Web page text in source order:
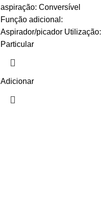
aspiração: Conversível
Função adicional:
Aspirador/picador Utilização:
Particular
Adicionar